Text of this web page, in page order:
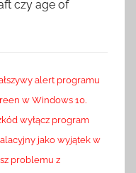
czy age of
alert programu
w Windows 10.
wyłącz program
jako wyjątek w
problemu z